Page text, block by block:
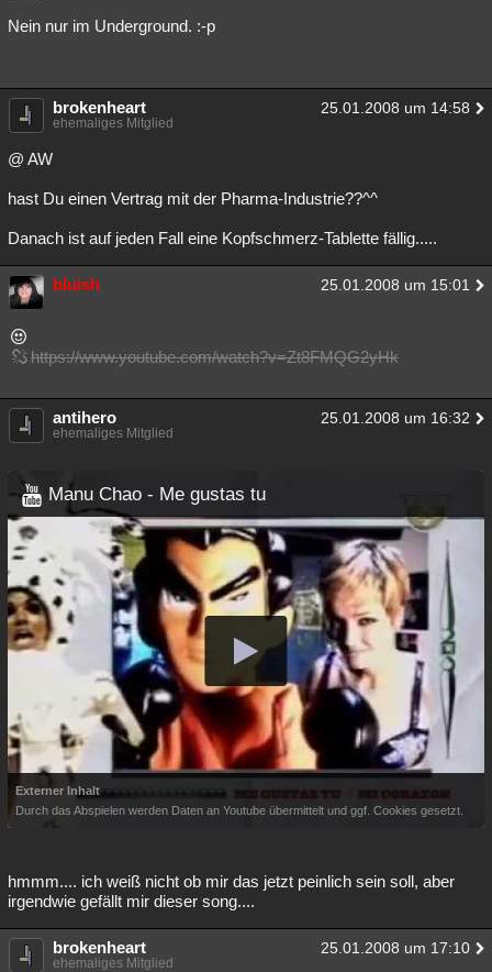
Nein nur im Underground. :-p
brokenheart 25.01.2008 um 14:58
ehemaliges Mitglied
@ AW
hast Du einen Vertrag mit der Pharma-Industrie??^^
Danach ist auf jeden Fall eine Kopfschmerz-Tablette fällig.....
bluish 25.01.2008 um 15:01
https://www.youtube.com/watch?v=Zt8FMQG2yHk
antihero 25.01.2008 um 16:32
ehemaliges Mitglied
Manu Chao - Me gustas tu
Externer Inhalt
Durch das Abspielen werden Daten an Youtube übermittelt und ggf. Cookies gesetzt.
hmmm.... ich weiß nicht ob mir das jetzt peinlich sein soll, aber
irgendwie gefällt mir dieser song....
brokenheart 25.01.2008 um 17:10
ehemaliges Mitglied